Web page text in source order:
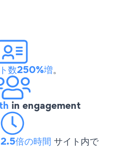
数250%増。
in engagement
2.5倍の時間 サイト内で